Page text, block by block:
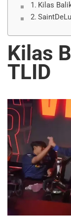
Kilas
Kilas
TLID